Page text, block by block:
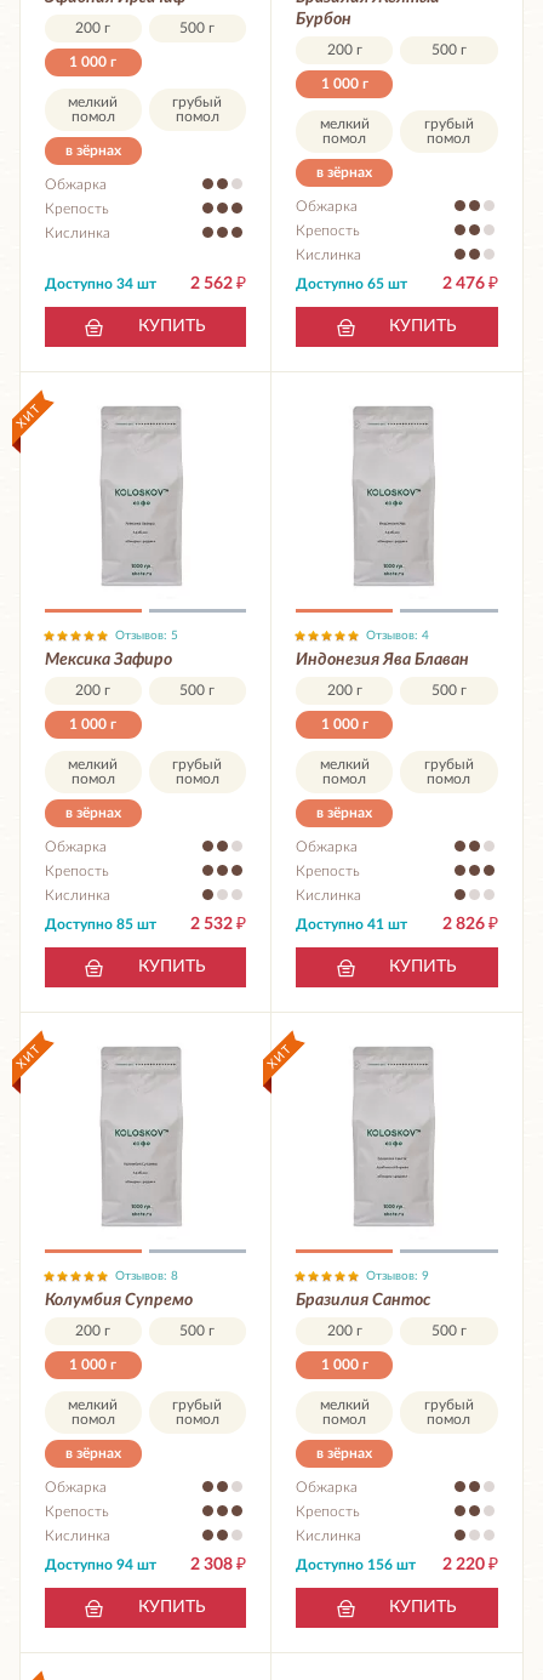
200 г 500 г
1 000 г
мелкий
помол
грубый
помол
в зёрнах
Обжарка
Крепость
Кислинка
2 562 ₽
Доступно 34 шт
КУПИТЬ
Бурбон
200 г 500 г
1 000 г
мелкий
помол
грубый
помол
в зёрнах
Обжарка
Крепость
Кислинка
2 476 ₽
Доступно 65 шт
КУПИТЬ
Отзывов: 5
Мексика Зафиро
200 г 500 г
1 000 г
мелкий
помол
грубый
помол
в зёрнах
Обжарка
Крепость
Кислинка
2 532 ₽
Доступно 85 шт
КУПИТЬ
Отзывов: 4
Индонезия Ява Блаван
200 г 500 г
1 000 г
мелкий
помол
грубый
помол
в зёрнах
Обжарка
Крепость
Кислинка
2 826 ₽
Доступно 41 шт
КУПИТЬ
Отзывов: 8
Колумбия Супремо
200 г 500 г
1 000 г
мелкий
помол
грубый
помол
в зёрнах
Обжарка
Крепость
Кислинка
2 308 ₽
Доступно 94 шт
КУПИТЬ
Отзывов: 9
Бразилия Сантос
200 г 500 г
1 000 г
мелкий
помол
грубый
помол
в зёрнах
Обжарка
Крепость
Кислинка
2 220 ₽
Доступно 156 шт
КУПИТЬ